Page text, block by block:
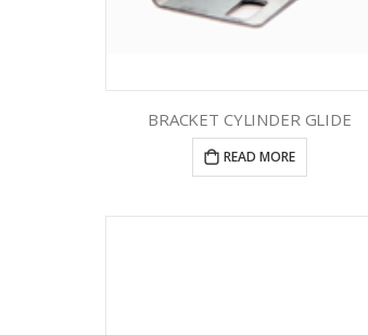
BRACKET CYLINDER GLIDE
READ MORE